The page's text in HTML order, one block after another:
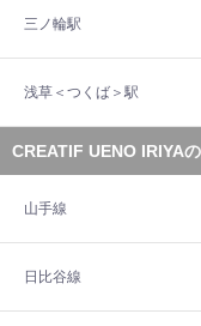
三ノ輪駅
浅草＜つくば＞駅
CREATIF UENO IRIYA
山手線
日比谷線